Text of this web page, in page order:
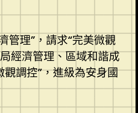
管理”，請求“完美微觀
經濟管理、區域和諧成
調控”，進級為安身國